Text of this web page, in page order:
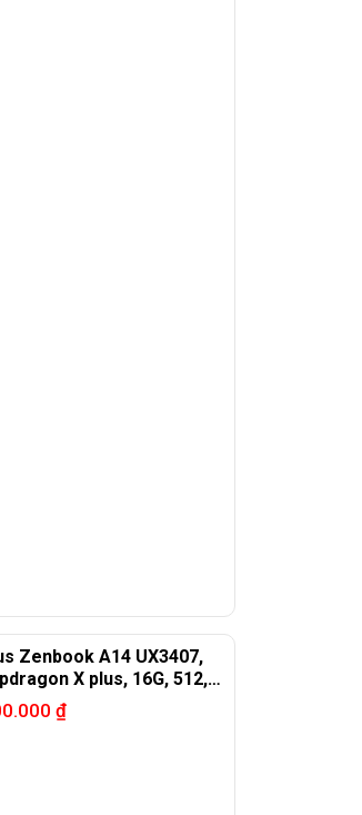
Zenbook A14 UX3407,
X plus, 16G, 512,
14in OLED.
₫